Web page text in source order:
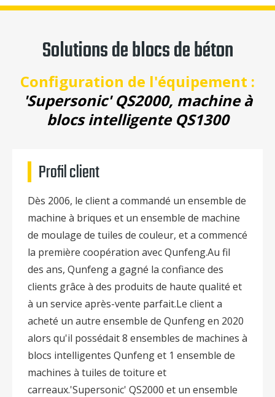
Solutions de blocs de béton
Configuration de l'équipement :
'Supersonic' QS2000, machine à
blocs intelligente QS1300
Profil client
Dès 2006, le client a commandé un ensemble de
machine à briques et un ensemble de machine
de moulage de tuiles de couleur, et a commencé
la première coopération avec Qunfeng.Au fil
des ans, Qunfeng a gagné la confiance des
clients grâce à des produits de haute qualité et
à un service après-vente parfait.Le client a
acheté un autre ensemble de Qunfeng en 2020
alors qu'il possédait 8 ensembles de machines à
blocs intelligentes Qunfeng et 1 ensemble de
machines à tuiles de toiture et
carreaux.'Supersonic' QS2000 et un ensemble